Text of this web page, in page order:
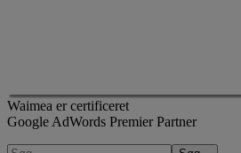
Waimea er certificeret
Google AdWords Premier Partner